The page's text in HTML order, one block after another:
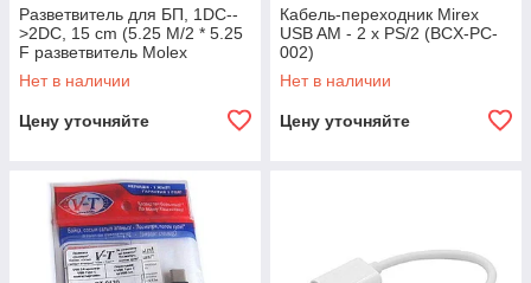
Разветвитель для БП, 1DC--
>2DC, 15 cm (5.25 M/2 * 5.25
F разветвитель Molex
питания)
Нет в наличии
Цену уточняйте
Кабель-переходник Mirex
USB AM - 2 x PS/2 (BCX-PC-
002)
Нет в наличии
Цену уточняйте